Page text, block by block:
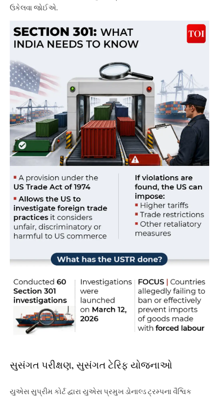
ઉકેલવા જોઈએ.
સુસંગત પરીક્ષણ, સુસંગત ટેરિફ યોજનાઓ
યુએસ સુપ્રીમ કોર્ટ દ્વારા યુએસ પ્રમુખ ડોનાલ્ડ ટ્રમ્પના વૈશ્વિક